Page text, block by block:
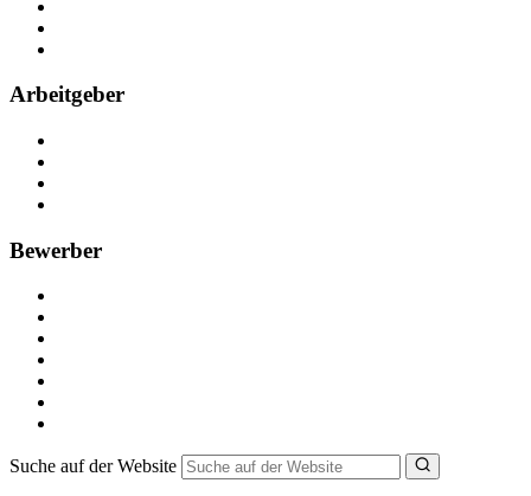
Arbeitgeber
Bewerber
Suche auf der Website